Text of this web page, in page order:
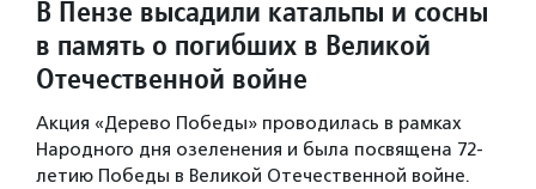
В Пензе высадили катальпы и сосны
в память о погибших в Великой
Отечественной войне
Акция «Дерево Победы» проводилась в рамках
Народного дня озеленения и была посвящена 72-
летию Победы в Великой Отечественной войне.